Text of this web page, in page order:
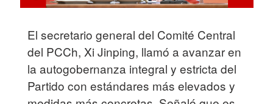
El secretario general del Comité Central
del PCCh, Xi Jinping, llamó a avanzar en
la autogobernanza integral y estricta del
Partido con estándares más elevados y